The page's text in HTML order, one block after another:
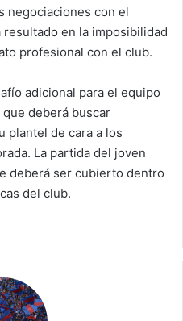
negociaciones con el
en la imposibilidad
profesional con el club.
adicional para el equipo
deberá buscar
plantel de cara a los
La partida del joven
deberá ser cubierto dentro
del club.